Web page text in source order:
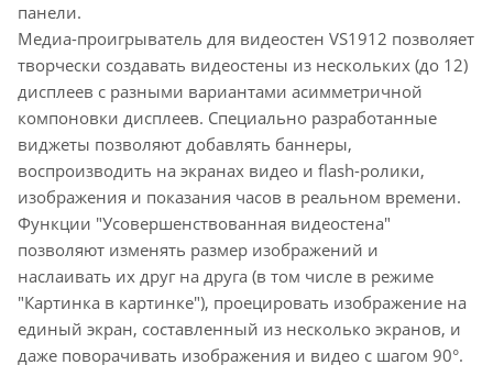
панели.
Медиа-проигрыватель для видеостен VS1912 позволяет
творчески создавать видеостены из нескольких (до 12)
дисплеев с разными вариантами асимметричной
компоновки дисплеев. Специально разработанные
виджеты позволяют добавлять баннеры,
воспроизводить на экранах видео и flash-ролики,
изображения и показания часов в реальном времени.
Функции "Усовершенствованная видеостена"
позволяют изменять размер изображений и
наслаивать их друг на друга (в том числе в режиме
"Картинка в картинке"), проецировать изображение на
единый экран, составленный из несколько экранов, и
даже поворачивать изображения и видео с шагом 90°.